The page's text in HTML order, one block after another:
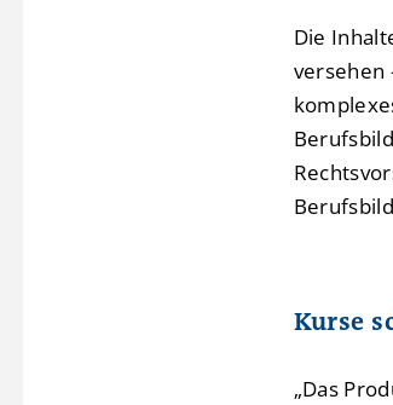
Die
versehen
Kurse
„Das